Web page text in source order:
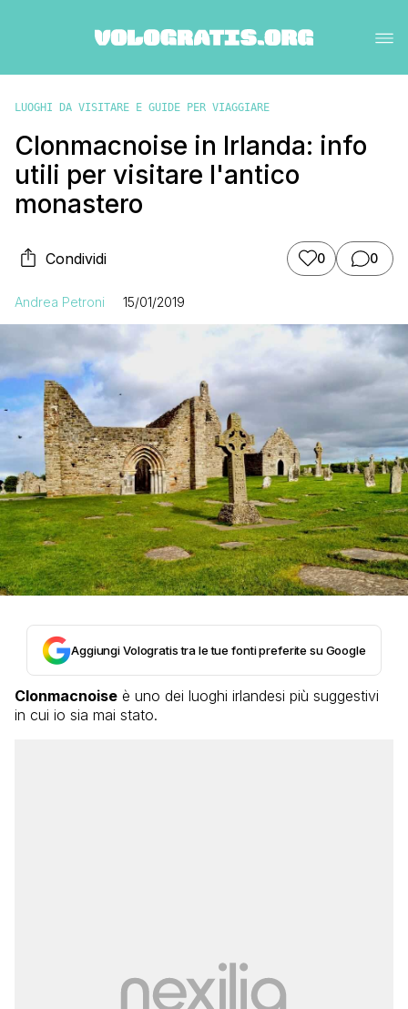
LUOGHI DA VISITARE E GUIDE PER VIAGGIARE
Clonmacnoise in Irlanda: info
utili per visitare l'antico
monastero
Condividi 0 0
Andrea Petroni 15/01/2019
Aggiungi Vologratis tra le tue fonti preferite su Google
Clonmacnoise è uno dei luoghi irlandesi più suggestivi
in cui io sia mai stato.